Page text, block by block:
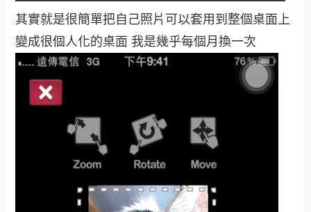
其實就是很簡單把自己照片可以套用到整個桌面上
變成很個人化的桌面 我是幾乎每個月換一次